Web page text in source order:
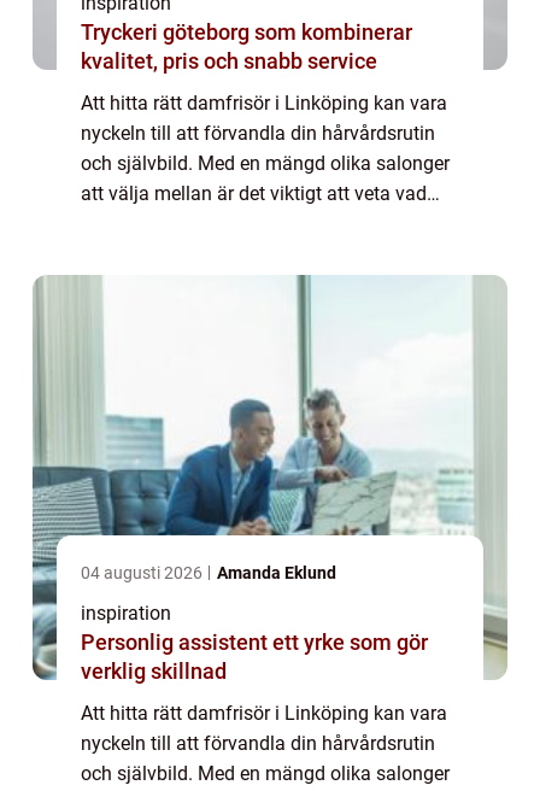
Tryckeri göteborg som kombinerar
kvalitet, pris och snabb service
Att hitta rätt damfrisör i Linköping kan vara
nyckeln till att förvandla din hårvårdsrutin
och självbild. Med en mängd olika salonger
att välja mellan är det viktigt att veta vad
04 augusti 2026 Amanda Eklund
inspiration
Personlig assistent ett yrke som gör
verklig skillnad
Att hitta rätt damfrisör i Linköping kan vara
nyckeln till att förvandla din hårvårdsrutin
och självbild. Med en mängd olika salonger